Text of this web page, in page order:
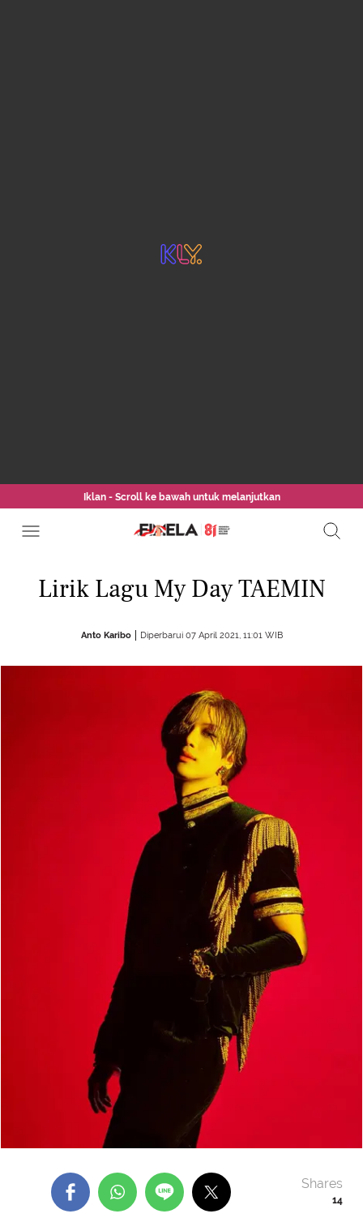
Iklan - Scroll ke bawah untuk melanjutkan
Lirik Lagu My Day TAEMIN
Anto Karibo Diperbarui 07 April 2021, 11:01 WIB
14
Shares